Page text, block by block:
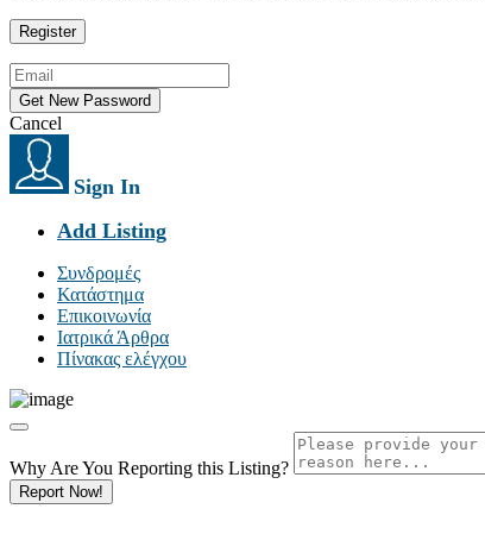
Cancel
Sign In
Add Listing
Συνδρομές
Κατάστημα
Επικοινωνία
Ιατρικά Άρθρα
Πίνακας ελέγχου
Why Are You Reporting this Listing?
Report Now!